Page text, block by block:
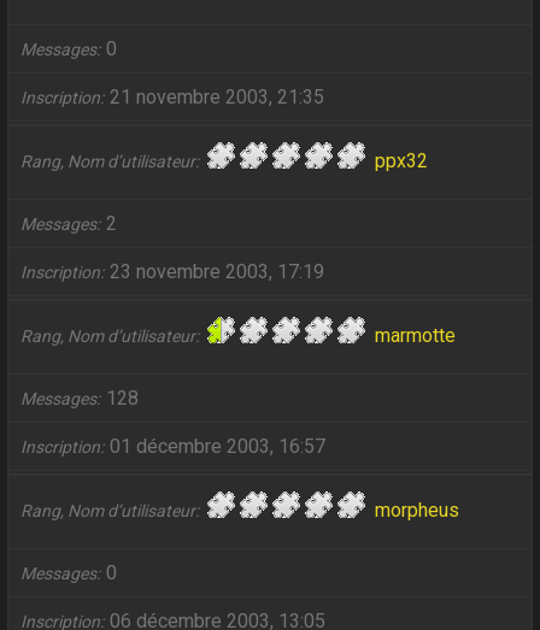
Messages 0
Inscription 21 novembre 2003, 21:35
Rang, Nom d’utilisateur ppx32
Messages 2
Inscription 23 novembre 2003, 17:19
Rang, Nom d’utilisateur marmotte
Messages 128
Inscription 01 décembre 2003, 16:57
Rang, Nom d’utilisateur morpheus
Messages 0
Inscription 06 décembre 2003, 13:05